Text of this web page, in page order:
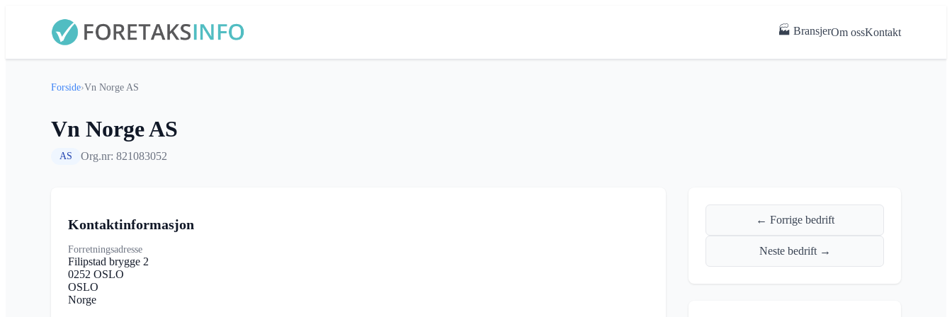
🏭 BransjerOm ossKontakt
Forside›Vn Norge AS
Vn Norge AS
AS Org.nr: 821083052
Kontaktinformasjon
Forretningsadresse
Filipstad brygge 2
0252 OSLO
OSLO
Norge
← Forrige bedrift
Neste bedrift →